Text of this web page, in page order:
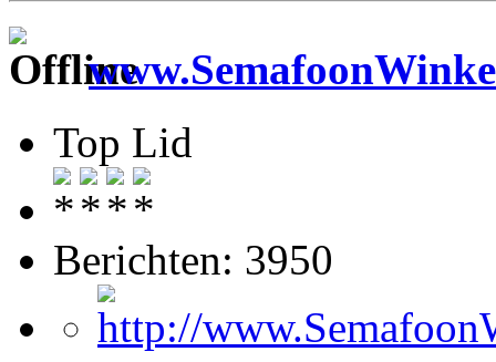
Top Lid
Berichten: 3950